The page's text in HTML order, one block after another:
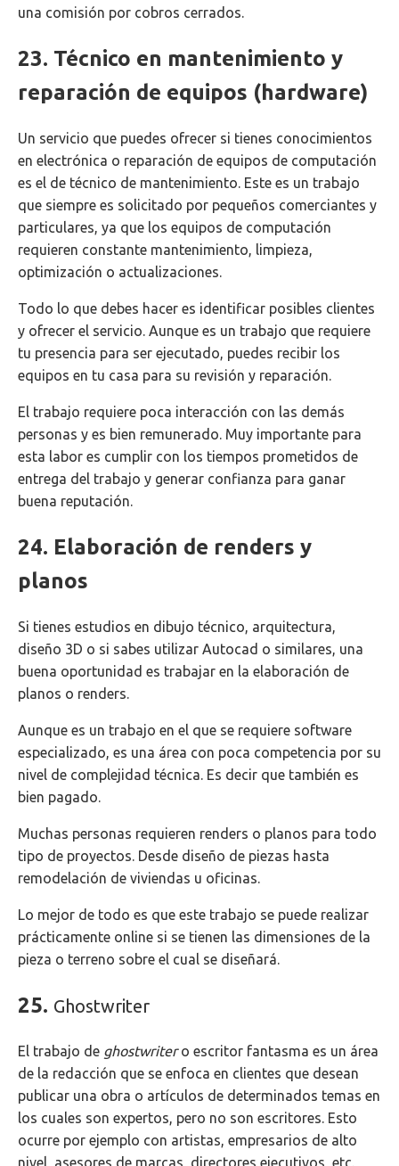
una comisión por cobros cerrados.
23. Técnico en mantenimiento y
reparación de equipos (hardware)
Un servicio que puedes ofrecer si tienes conocimientos
en electrónica o reparación de equipos de computación
es el de técnico de mantenimiento. Este es un trabajo
que siempre es solicitado por pequeños comerciantes y
particulares, ya que los equipos de computación
requieren constante mantenimiento, limpieza,
optimización o actualizaciones.
Todo lo que debes hacer es identificar posibles clientes
y ofrecer el servicio. Aunque es un trabajo que requiere
tu presencia para ser ejecutado, puedes recibir los
equipos en tu casa para su revisión y reparación.
El trabajo requiere poca interacción con las demás
personas y es bien remunerado. Muy importante para
esta labor es cumplir con los tiempos prometidos de
entrega del trabajo y generar confianza para ganar
buena reputación.
24. Elaboración de renders y
planos
Si tienes estudios en dibujo técnico, arquitectura,
diseño 3D o si sabes utilizar Autocad o similares, una
buena oportunidad es trabajar en la elaboración de
planos o renders.
Aunque es un trabajo en el que se requiere software
especializado, es una área con poca competencia por su
nivel de complejidad técnica. Es decir que también es
bien pagado.
Muchas personas requieren renders o planos para todo
tipo de proyectos. Desde diseño de piezas hasta
remodelación de viviendas u oficinas.
Lo mejor de todo es que este trabajo se puede realizar
prácticamente online si se tienen las dimensiones de la
pieza o terreno sobre el cual se diseñará.
25. Ghostwriter
El trabajo de ghostwritero escritor fantasma es un área
de la redacción que se enfoca en clientes que desean
publicar una obra o artículos de determinados temas en
los cuales son expertos, pero no son escritores. Esto
ocurre por ejemplo con artistas, empresarios de alto
nivel, asesores de marcas, directores ejecutivos, etc.